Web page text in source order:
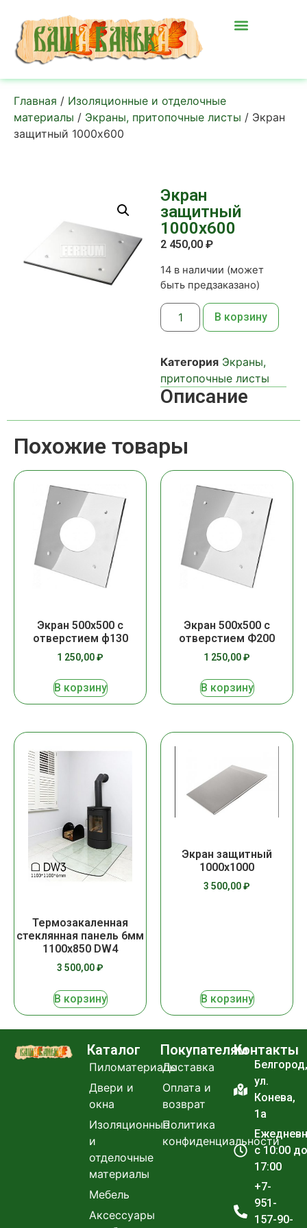
Главная / Изоляционные и отделочные
материалы / Экраны, притопочные листы / Экран
защитный 1000х600
Экран
защитный
1000х600
2 450,00 ₽
14 в наличии (может
быть предзаказано)
В корзину
Категория Экраны,
притопочные листы
Описание
Похожие товары
Экран 500х500 с
отверстием ф130
1 250,00₽
В корзину
Экран 500х500 с
отверстием Ф200
1 250,00₽
В корзину
Термозакаленная
стеклянная панель 6мм
1100х850 DW4
3 500,00₽
В корзину
Экран защитный
1000х1000
3 500,00₽
В корзину
Каталог
Пиломатериалы
Двери и
окна
Изоляционные
и
отделочные
материалы
Мебель
Аксессуары
Покупателям
Доставка
Оплата и
возврат
Политика
конфиденциальности
Контакты
Белгород,
ул.
Конева,
1а
с 10:00 до
17:00
+7-
951-
157-90-